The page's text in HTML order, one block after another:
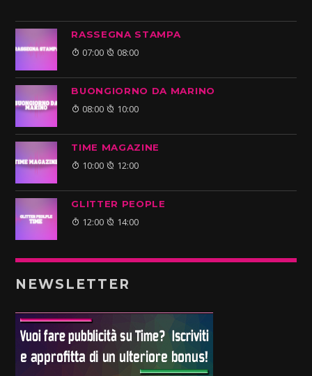
RASSEGNA STAMPA
07:00 08:00
BUONGIORNO DA MARINO
08:00 10:00
TIME MAGAZINE
10:00 12:00
GLITTER PEOPLE
12:00 14:00
NEWSLETTER